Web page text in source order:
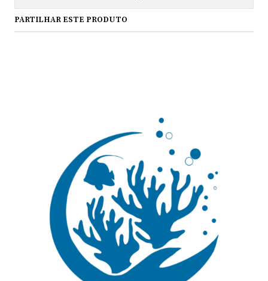
PARTILHAR ESTE PRODUTO